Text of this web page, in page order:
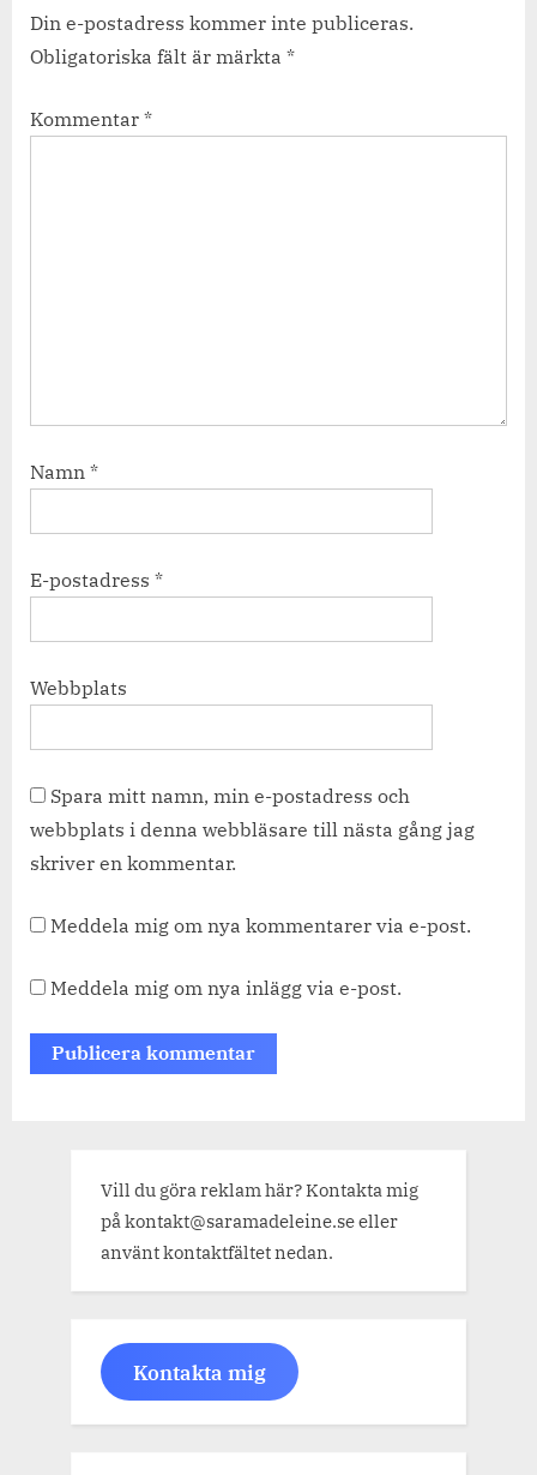
Din e-postadress kommer inte publiceras.
Obligatoriska fält är märkta *
Kommentar *
Namn *
E-postadress *
Webbplats
Spara mitt namn, min e-postadress och
webbplats i denna webbläsare till nästa gång jag
skriver en kommentar.
Meddela mig om nya kommentarer via e-post.
Meddela mig om nya inlägg via e-post.
Vill du göra reklam här? Kontakta mig
på kontakt@saramadeleine.se eller
använt kontaktfältet nedan.
Kontakta mig